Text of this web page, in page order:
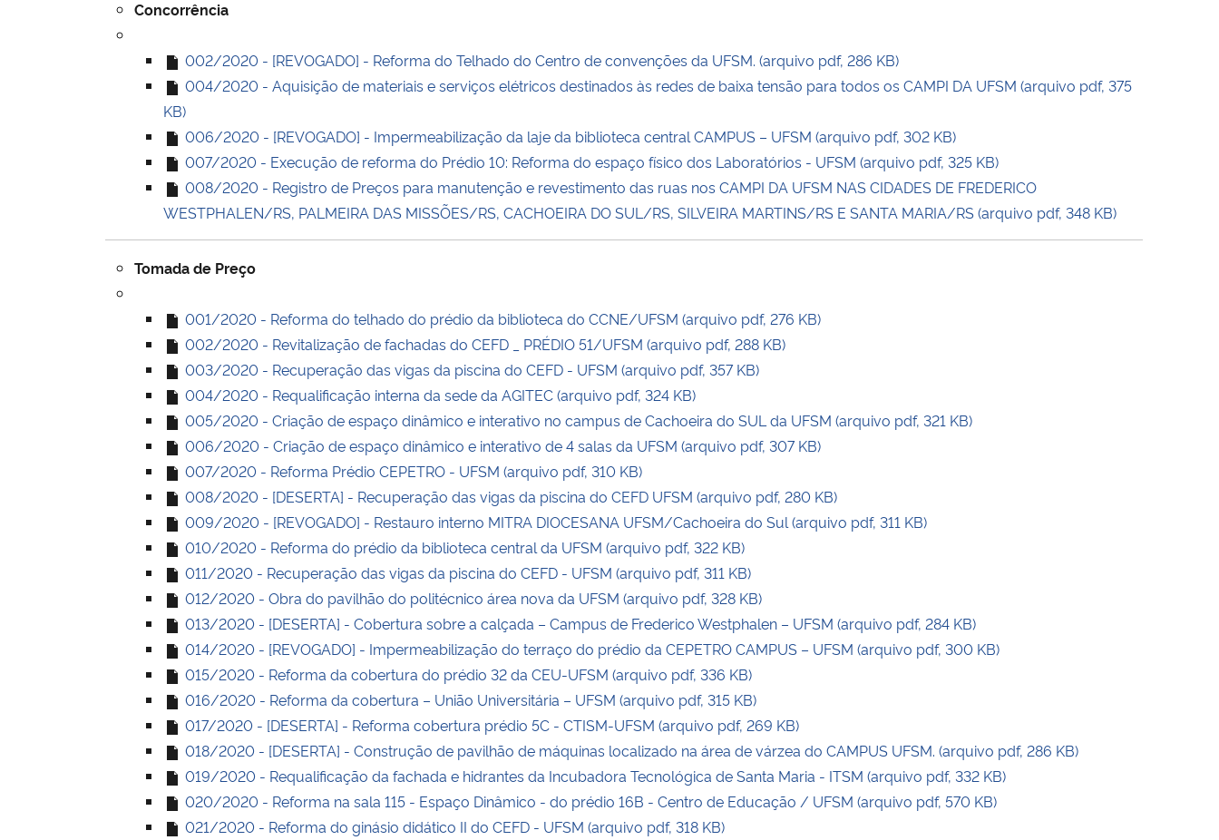
Concorrência
002/2020 - [REVOGADO] - Reforma do Telhado do Centro de convenções da UFSM. (arquivo pdf, 286 KB)
004/2020 - Aquisição de materiais e serviços elétricos destinados às redes de baixa tensão para todos os CAMPI DA UFSM (arquivo pdf, 375
KB)
006/2020 - [REVOGADO] - Impermeabilização da laje da biblioteca central CAMPUS – UFSM (arquivo pdf, 302 KB)
007/2020 - Execução de reforma do Prédio 10: Reforma do espaço físico dos Laboratórios - UFSM (arquivo pdf, 325 KB)
008/2020 - Registro de Preços para manutenção e revestimento das ruas nos CAMPI DA UFSM NAS CIDADES DE FREDERICO
WESTPHALEN/RS, PALMEIRA DAS MISSÕES/RS, CACHOEIRA DO SUL/RS, SILVEIRA MARTINS/RS E SANTA MARIA/RS (arquivo pdf, 348 KB)
Tomada de Preço
001/2020 - Reforma do telhado do prédio da biblioteca do CCNE/UFSM (arquivo pdf, 276 KB)
002/2020 - Revitalização de fachadas do CEFD _ PRÉDIO 51/UFSM (arquivo pdf, 288 KB)
003/2020 - Recuperação das vigas da piscina do CEFD - UFSM (arquivo pdf, 357 KB)
004/2020 - Requalificação interna da sede da AGITEC (arquivo pdf, 324 KB)
005/2020 - Criação de espaço dinâmico e interativo no campus de Cachoeira do SUL da UFSM (arquivo pdf, 321 KB)
006/2020 - Criação de espaço dinâmico e interativo de 4 salas da UFSM (arquivo pdf, 307 KB)
007/2020 - Reforma Prédio CEPETRO - UFSM (arquivo pdf, 310 KB)
008/2020 - [DESERTA] - Recuperação das vigas da piscina do CEFD UFSM (arquivo pdf, 280 KB)
009/2020 - [REVOGADO] - Restauro interno MITRA DIOCESANA UFSM/Cachoeira do Sul (arquivo pdf, 311 KB)
010/2020 - Reforma do prédio da biblioteca central da UFSM (arquivo pdf, 322 KB)
011/2020 - Recuperação das vigas da piscina do CEFD - UFSM (arquivo pdf, 311 KB)
012/2020 - Obra do pavilhão do politécnico área nova da UFSM (arquivo pdf, 328 KB)
013/2020 - [DESERTA] - Cobertura sobre a calçada – Campus de Frederico Westphalen – UFSM (arquivo pdf, 284 KB)
014/2020 - [REVOGADO] - Impermeabilização do terraço do prédio da CEPETRO CAMPUS – UFSM (arquivo pdf, 300 KB)
015/2020 - Reforma da cobertura do prédio 32 da CEU-UFSM (arquivo pdf, 336 KB)
016/2020 - Reforma da cobertura – União Universitária – UFSM (arquivo pdf, 315 KB)
017/2020 - [DESERTA] - Reforma cobertura prédio 5C - CTISM-UFSM (arquivo pdf, 269 KB)
018/2020 - [DESERTA] - Construção de pavilhão de máquinas localizado na área de várzea do CAMPUS UFSM. (arquivo pdf, 286 KB)
019/2020 - Requalificação da fachada e hidrantes da Incubadora Tecnológica de Santa Maria - ITSM (arquivo pdf, 332 KB)
020/2020 - Reforma na sala 115 - Espaço Dinâmico - do prédio 16B - Centro de Educação / UFSM (arquivo pdf, 570 KB)
021/2020 - Reforma do ginásio didático II do CEFD - UFSM (arquivo pdf, 318 KB)